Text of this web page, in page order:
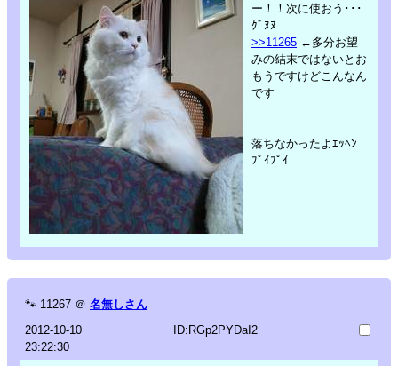
ー！！次に使おう･･･
ｸﾞﾇﾇ
>>11265 ←多分お望
みの結末ではないとお
もうですけどこんなん
です
落ちなかったよｴｯﾍﾝ
ﾌﾟｲﾌﾟｲ
🐾 11267 ＠ 名無しさん
2012-10-10
23:22:30
ID:RGp2PYDaI2